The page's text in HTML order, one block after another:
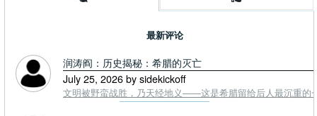
最新评论
润涛阎：历史揭秘：希腊的灭亡
July 25, 2026 by sidekickoff
文明被野蛮战胜，乃天经地义——这是希腊留给后人最沉重的